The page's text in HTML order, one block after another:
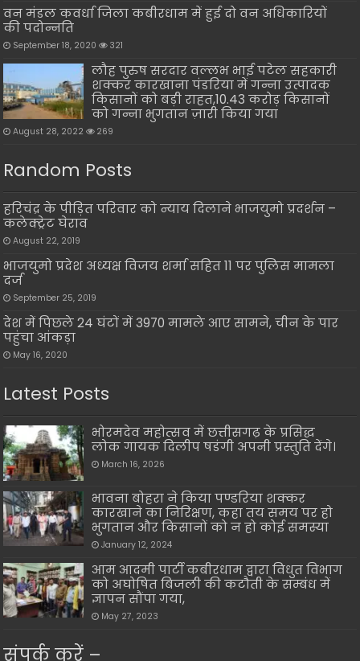
वन मंडल कवर्धा जिला कबीरधाम में हुई दो वन अधिकारियों
की पदोन्नति
September 18, 2020 321
लौह पुरुष सरदार वल्लभ भाई पटेल सहकारी
शक्कर कारखाना पंडरिया में गन्ना उत्पादक
किसानों को बड़ी राहत,10.43 करोड़ किसानों
को गन्ना भुगतान ज़ारी किया गया
August 28, 2022 269
Random Posts
हरिचंद्र के पीड़ित परिवार को न्याय दिलाने भाजयुमो प्रदर्शन –
कलेक्ट्रेट घेराव
August 22, 2019
भाजयुमो प्रदेश अध्यक्ष विजय शर्मा सहित 11 पर पुलिस मामला
दर्ज
September 25, 2019
देश में पिछले 24 घंटों में 3970 मामले आए सामने, चीन के पार
पहुंचा आंकड़ा
May 16, 2020
Latest Posts
भोरमदेव महोत्सव में छत्तीसगढ़ के प्रसिद्ध
लोक गायक दिलीप षडंगी अपनी प्रस्तुति देंगे।
March 16, 2026
भावना बोहरा ने किया पण्डरिया शक्कर
कारखाने का निरिक्षण, कहा तय समय पर हो
भुगतान और किसानों को न हो कोई समस्या
January 12, 2024
आम आदमी पार्टी कबीरधाम द्वारा विधुत विभाग
को अघोषित बिजली की कटौती के सम्बंध में
ज्ञापन सौंपा गया,
May 27, 2023
संपर्क करें –